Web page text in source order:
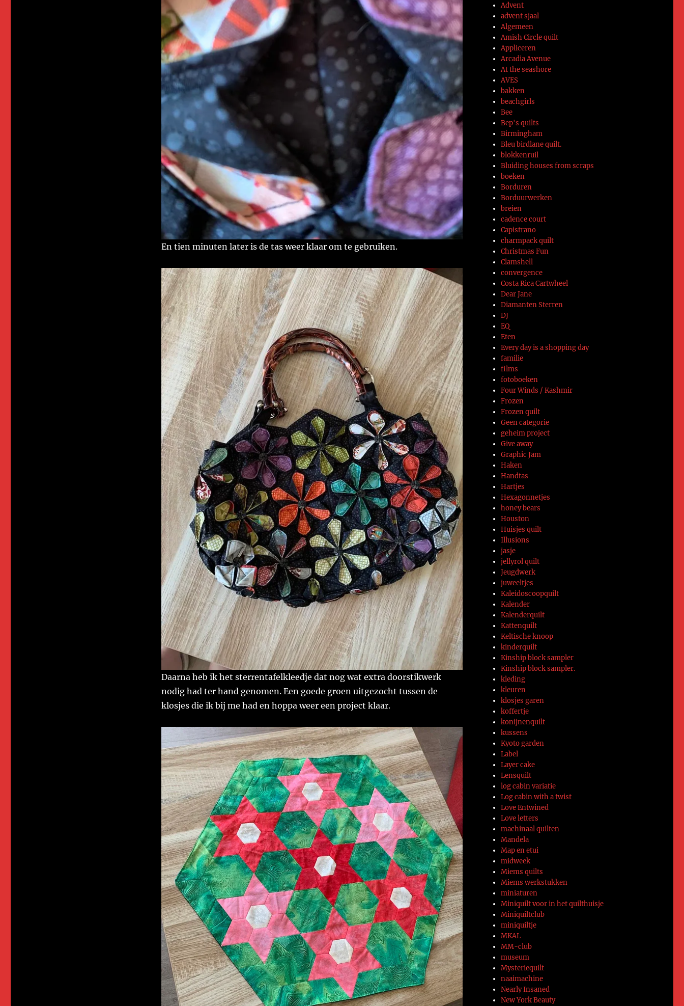
En tien minuten later is de tas weer klaar om te gebruiken.
Daarna heb ik het sterrentafelkleedje dat nog wat extra doorstikwerk
nodig had ter hand genomen. Een goede groen uitgezocht tussen de
klosjes die ik bij me had en hoppa weer een project klaar.
Advent
advent sjaal
Algemeen
Amish Circle quilt
Appliceren
Arcadia Avenue
At the seashore
AVES
bakken
beachgirls
Bee
Bep's quilts
Birmingham
Bleu birdlane quilt.
blokkenruil
Bluiding houses from scraps
boeken
Borduren
Borduurwerken
breien
cadence court
Capistrano
charmpack quilt
Christmas Fun
Clamshell
convergence
Costa Rica Cartwheel
Dear Jane
Diamanten Sterren
DJ
EQ
Eten
Every day is a shopping day
familie
films
fotoboeken
Four Winds / Kashmir
Frozen
Frozen quilt
Geen categorie
geheim project
Give away
Graphic Jam
Haken
Handtas
Hartjes
Hexagonnetjes
honey bears
Houston
Huisjes quilt
Illusions
jasje
jellyrol quilt
Jeugdwerk
juweeltjes
Kaleidoscoopquilt
Kalender
Kalenderquilt
Kattenquilt
Keltische knoop
kinderquilt
Kinship block sampler
Kinship block sampler.
kleding
kleuren
klosjes garen
koffertje
konijnenquilt
kussens
Kyoto garden
Label
Layer cake
Lensquilt
log cabin variatie
Log cabin with a twist
Love Entwined
Love letters
machinaal quilten
Mandela
Map en etui
midweek
Miems quilts
Miems werkstukken
miniaturen
Miniquilt voor in het quilthuisje
Miniquiltclub
miniquiltje
MKAL
MM-club
museum
Mysteriequilt
naaimachine
Nearly Insaned
New York Beauty